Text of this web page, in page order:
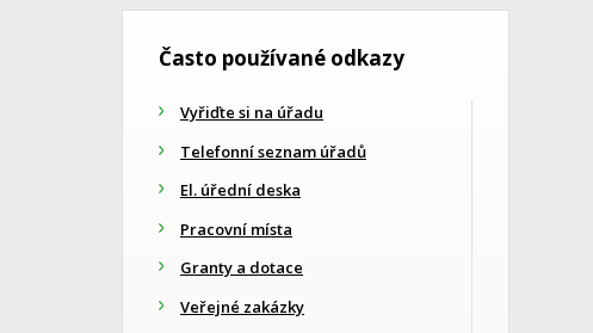
Často používané odkazy
Vyřiďte si na úřadu
Telefonní seznam úřadů
El. úřední deska
Pracovní místa
Granty a dotace
Veřejné zakázky